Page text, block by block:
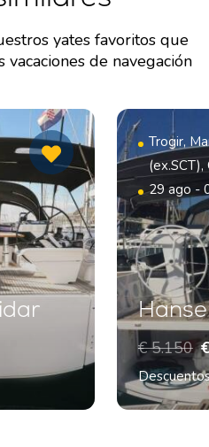
yates favoritos que
de navegación
Trogir,
(ex.SCT),
29 ago -
€ 5.150